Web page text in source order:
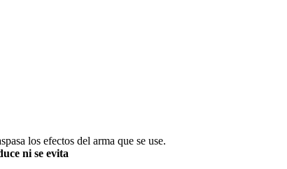
los efectos del arma que se use.
ni se evita